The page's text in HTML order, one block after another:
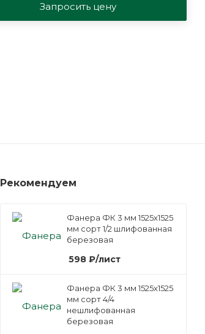
Запросить цену
Рекомендуем
Фанера ФК 3 мм 1525х1525
мм сорт 1/2 шлифованная
березовая
598 ₽/лист
Фанера ФК 3 мм 1525х1525
мм сорт 4/4
нешлифованная
березовая